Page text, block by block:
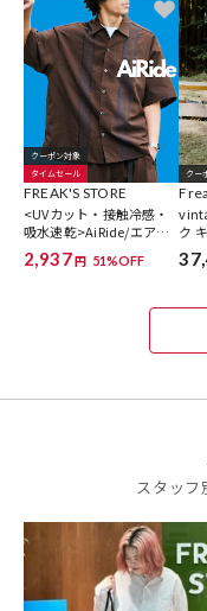
クーポン対象
タイムセール
FREAK'S STORE
<UVカット・接触冷感・
吸水速乾>AiRide/エアラ
イド リラックスフィット
キューバシャツ/ポケッタ
2,937円 51%OFF
クー
ク
スタッフ